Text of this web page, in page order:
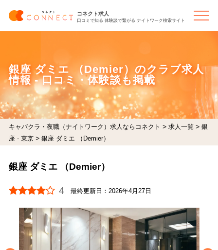
コネクト求人
口コミで知る 体験談で繋がる ナイトワーク検索サイト
銀座 ダミエ （Demier）のクラブ求人
情報 - 口コミ・体験談も掲載
キャバクラ・夜職（ナイトワーク）求人ならコネクト > 求人一覧 > 銀
座 - 東京> 銀座 ダミエ （Demier）
銀座 ダミエ （Demier）
4 最終更新日：2026年4月27日